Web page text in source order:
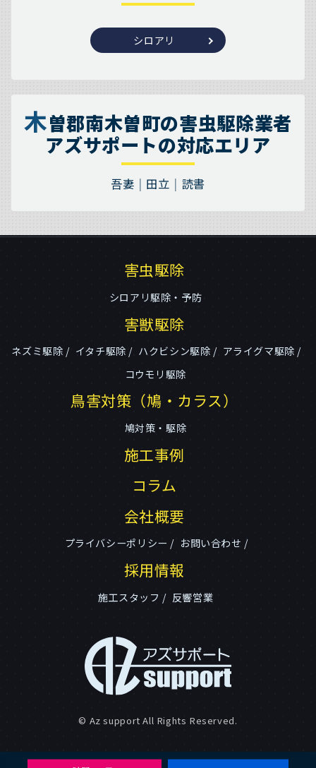
シロアリ
木曽郡南木曽町の害虫駆除業者
アズサポートの対応エリア
吾妻 田立 読書
害虫駆除
シロアリ駆除・予防
害獣駆除
ネズミ駆除 イタチ駆除 ハクビシン駆除
アライグマ駆除
コウモリ駆除
鳥害対策（鳩・カラス）
鳩対策・駆除
施工事例
コラム
会社概要
プライバシーポリシー お問い合わせ
採用情報
施工スタッフ 反響営業
© Az support All Rights Reserved.